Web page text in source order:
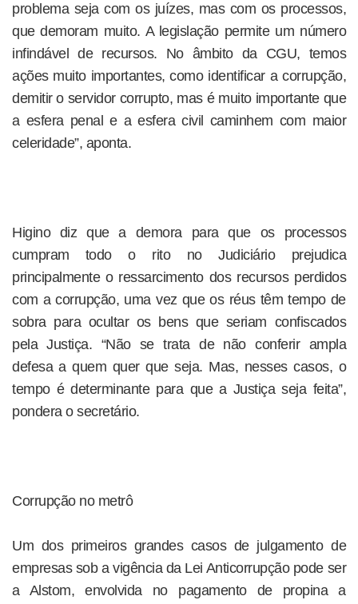
problema seja com os juízes, mas com os processos,
que demoram muito. A legislação permite um número
infindável de recursos. No âmbito da CGU, temos
ações muito importantes, como identificar a corrupção,
demitir o servidor corrupto, mas é muito importante que
a esfera penal e a esfera civil caminhem com maior
celeridade”, aponta.
Higino diz que a demora para que os processos
cumpram todo o rito no Judiciário prejudica
principalmente o ressarcimento dos recursos perdidos
com a corrupção, uma vez que os réus têm tempo de
sobra para ocultar os bens que seriam confiscados
pela Justiça. “Não se trata de não conferir ampla
defesa a quem quer que seja. Mas, nesses casos, o
tempo é determinante para que a Justiça seja feita”,
pondera o secretário.
Corrupção no metrô
Um dos primeiros grandes casos de julgamento de
empresas sob a vigência da Lei Anticorrupção pode ser
a Alstom, envolvida no pagamento de propina a